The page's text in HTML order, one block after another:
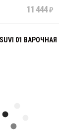
11 444₽
01 ВАРОЧНАЯ